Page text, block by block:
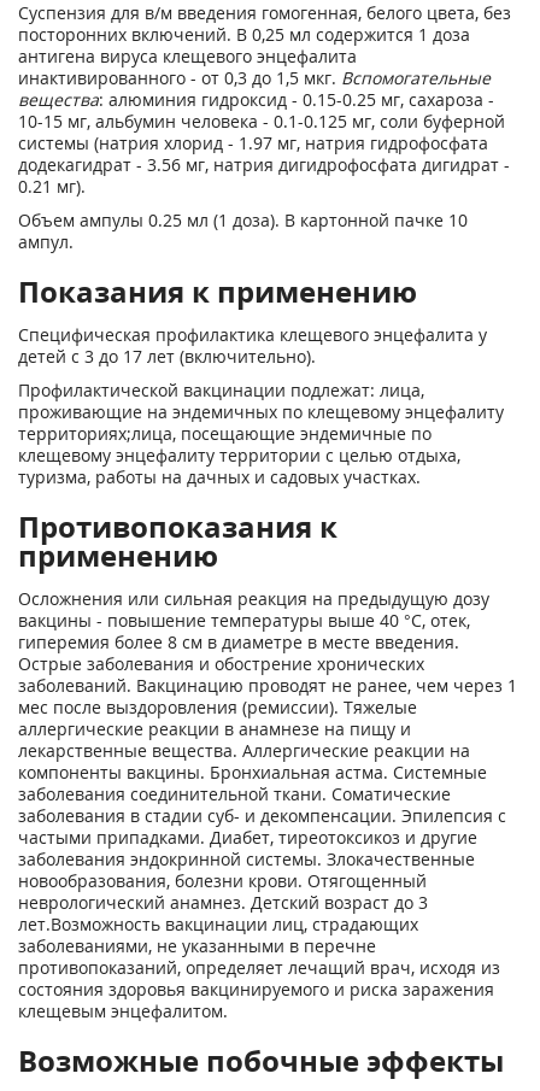
Суспензия для в/м введения гомогенная, белого цвета, без
посторонних включений. В 0,25 мл содержится 1 доза
антигена вируса клещевого энцефалита
инактивированного - от 0,3 до 1,5 мкг. Вспомогательные
вещества: алюминия гидроксид - 0.15-0.25 мг, сахароза -
10-15 мг, альбумин человека - 0.1-0.125 мг, соли буферной
системы (натрия хлорид - 1.97 мг, натрия гидрофосфата
додекагидрат - 3.56 мг, натрия дигидрофосфата дигидрат -
0.21 мг).
Объем ампулы 0.25 мл (1 доза). В картонной пачке 10
ампул.
Показания к применению
Специфическая профилактика клещевого энцефалита у
детей с 3 до 17 лет (включительно).
Профилактической вакцинации подлежат: лица,
проживающие на эндемичных по клещевому энцефалиту
территориях;лица, посещающие эндемичные по
клещевому энцефалиту территории с целью отдыха,
туризма, работы на дачных и садовых участках.
Противопоказания к
применению
Осложнения или сильная реакция на предыдущую дозу
вакцины - повышение температуры выше 40 °С, отек,
гиперемия более 8 см в диаметре в месте введения.
Острые заболевания и обострение хронических
заболеваний. Вакцинацию проводят не ранее, чем через 1
мес после выздоровления (ремиссии). Тяжелые
аллергические реакции в анамнезе на пищу и
лекарственные вещества. Аллергические реакции на
компоненты вакцины. Бронхиальная астма. Системные
заболевания соединительной ткани. Соматические
заболевания в стадии суб- и декомпенсации. Эпилепсия с
частыми припадками. Диабет, тиреотоксикоз и другие
заболевания эндокринной системы. Злокачественные
новообразования, болезни крови. Отягощенный
неврологический анамнез. Детский возраст до 3
лет.Возможность вакцинации лиц, страдающих
заболеваниями, не указанными в перечне
противопоказаний, определяет лечащий врач, исходя из
состояния здоровья вакцинируемого и риска заражения
клещевым энцефалитом.
Возможные побочные эффекты